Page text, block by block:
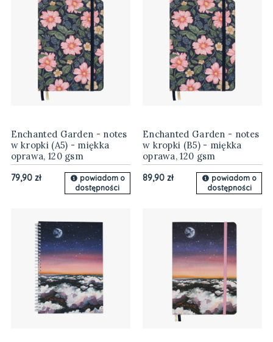
Enchanted Garden - notes
w kropki (A5) - miękka
oprawa, 120 gsm
79,90 zł
powiadom o
dostępności
Enchanted Garden - notes
w kropki (B5) - miękka
oprawa, 120 gsm
89,90 zł
powiadom o
dostępności